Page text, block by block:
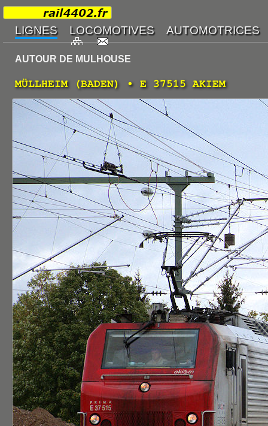
AUTOUR DE MULHOUSE
MÜLLHEIM (BADEN) • E 37515 AKIEM